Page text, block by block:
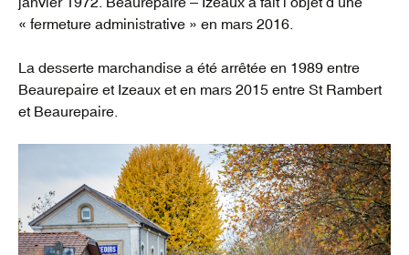
« fermeture administrative » en mars 2016.
La desserte marchandise a été arrêtée en 1989 entre
Beaurepaire et Izeaux et en mars 2015 entre St Rambert
et Beaurepaire.